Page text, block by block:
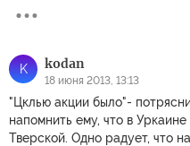
K kodan
18 июня 2013, 13:13
"Цклью акции было"-
напомнить ему, что в
Тверской. Одно радует, что